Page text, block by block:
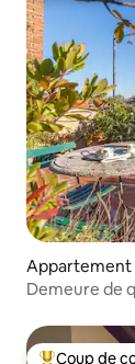
Appartement
Demeure de
Coup de